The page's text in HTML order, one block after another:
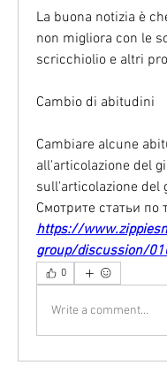
La buona notizia è
non migliora con le
scricchiolio e altri
Cambio di abitudini
Cambiare alcune
all'articolazione del
sull'articolazione del
Смотрите статьи по
https://
group/discussion/
0
Write a comment...